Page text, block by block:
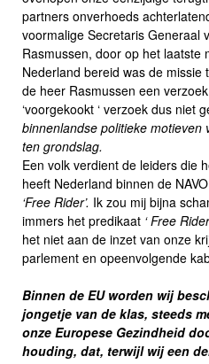
partners onverhoeds
voormalige Secretaris Generaal
Rasmussen, door op het laatste
Nederland bereid was de
de heer Rasmussen een
‘voorgekookt ‘ verzoek dus niet
binnenlandse politieke motieven
ten grondslag.
Een volk verdient de leiders die
heeft Nederland binnen de
‘Free Rider’. Ik zou mij bijna
immers het predikaat ‘ Free
het niet aan de inzet van onze
parlement en opeenvolgende
Binnen de EU worden wij
jongetje van de klas, steeds
onze Europese Gezindheid
houding, dat, terwijl wij een